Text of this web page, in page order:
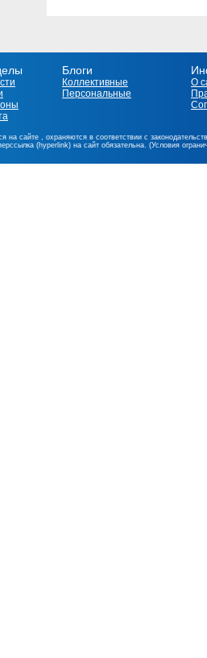
Блоги
Коллективные
Персональные
О
на сайте , охраняются в соответствии с
(hyperlink) на сайт обязательна. (Условия